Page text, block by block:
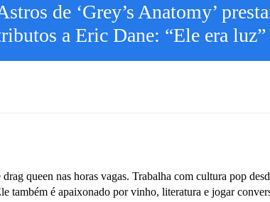
de ‘Grey’s Anatomy’
a Eric Dane: “Ele era luz”
queen nas horas vagas. Trabalha com cultura pop
também é apaixonado por vinho, literatura e jogar